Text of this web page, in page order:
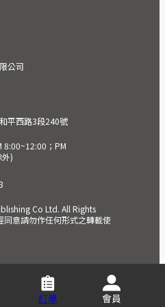
公司
平西路3段240號
8:00~12:00；PM
)
Co Ltd. All Rights
同意請勿作任何形式之轉載使
訂單 會員